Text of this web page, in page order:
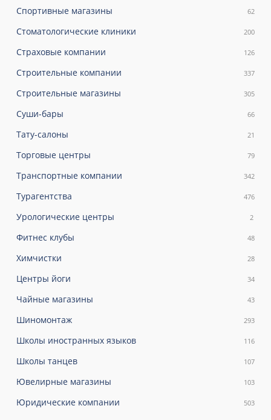
Спортивные магазины 62
Стоматологические клиники 200
Страховые компании 126
Строительные компании 337
Строительные магазины 305
Суши-бары 66
Тату-салоны 21
Торговые центры 79
Транспортные компании 342
Турагентства 476
Урологические центры 2
Фитнес клубы 48
Химчистки 28
Центры йоги 34
Чайные магазины 43
Шиномонтаж 293
Школы иностранных языков 116
Школы танцев 107
Ювелирные магазины 103
Юридические компании 503